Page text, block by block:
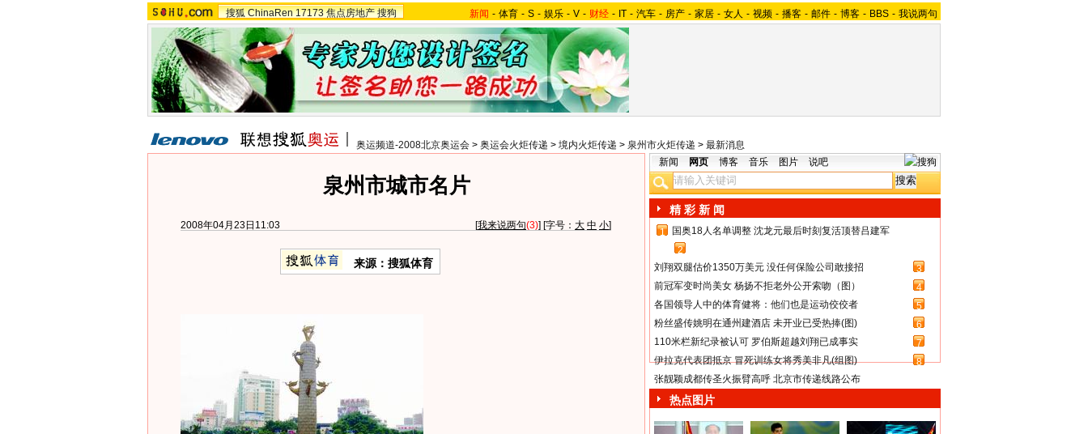
搜狐 ChinaRen 17173 焦点房地产 搜狗 新闻 - 体育 - S - 娱乐 - V - 财经 - IT - 汽车 - 房产 - 家居 - 女人 - 视频 - 播客 - 邮件 - 博客 - BBS - 我说两句
奥运频道-2008北京奥运会 > 奥运会火炬传递 > 境内火炬传递 > 泉州市火炬传递 > 最新消息
泉州市城市名片
2008年04月23日11:03 [我来说两句(3)] [字号： 大 中 小]
来源：搜狐体育
新闻 网页 博客 音乐 图片 说吧
精 彩 新 闻
1
国奥18人名单调整 沈龙元最后时刻复活顶替吕建军
2
刘翔双腿估价1350万美元 没任何保险公司敢接招
3
前冠军变时尚美女 杨扬不拒老外公开索吻（图）
4
各国领导人中的体育健将：他们也是运动佼佼者
5
粉丝盛传姚明在通州建酒店 未开业已受热捧(图)
6
110米栏新纪录被认可 罗伯斯超越刘翔已成事实
7
伊拉克代表团抵京 冒死训练女将秀美非凡(组图)
8
张靓颖成都传圣火振臂高呼 北京市传递线路公布
热点图片